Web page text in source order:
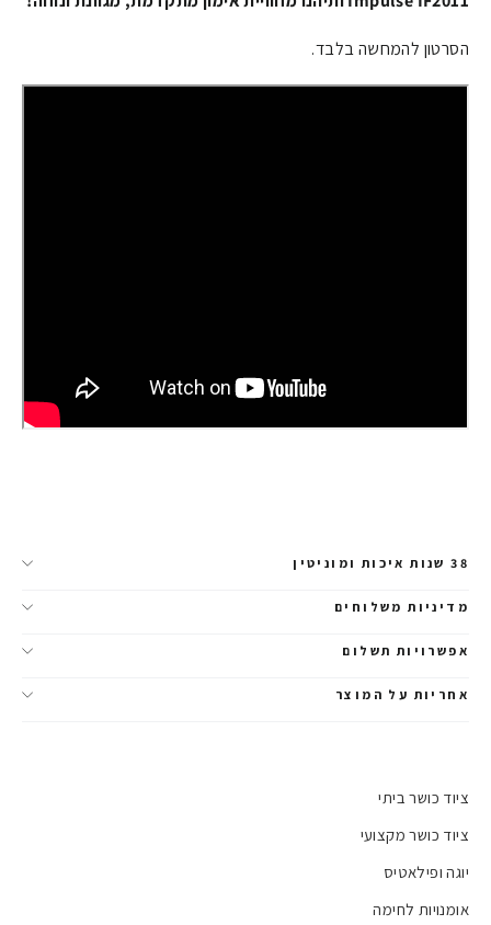
הסרטון להמחשה בלבד.
38 שנות איכות ומוניטין
מדיניות משלוחים
אפשרויות תשלום
אחריות על המוצר
ציוד כושר ביתי
ציוד כושר מקצועי
יוגה ופילאטיס
אומנויות לחימה